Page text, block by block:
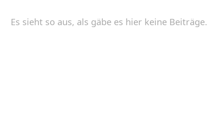
Es sieht so aus, als gäbe es hier keine Beiträge.